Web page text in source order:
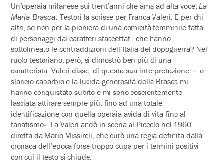
Un’operaia milanese sui trent’anni che ama ad alta voce, La
Maria Brasca. Testori la scrisse per Franca Valeri. E per chi
altri, se non per la pioniera di una comicità femminile fatta
di personaggi dai caratteri sfaccettati, che hanno
sottolineato le contraddizioni dell’Italia del dopoguerra? Nel
ruolo testoriano, però, si dimostrò ben più di una
caratterista. Valeri disse, di questa sua interpretazione: «Lo
slancio caparbio e la lucida generosità della Brasca mi
hanno conquistato subito e mi sono coscientemente
lasciata attirare sempre più, fino ad una totale
identificazione con quella operaia avida di vita fino al
fanatismo». La Valeri andò in scena al Piccolo nel 1960
diretta da Mario Missiroli, che curò una regia definita dalla
cronaca dell’epoca forse troppo cupa per i termini positivi
con cui il testo si chiude.